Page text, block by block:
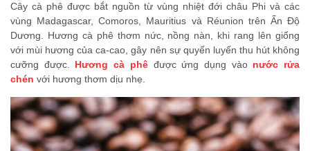
Cây cà phê được bắt nguồn từ vùng nhiệt đới châu Phi và các
vùng Madagascar, Comoros, Mauritius và Réunion trên Ấn Độ
Dương. Hương cà phê thơm nức, nồng nàn, khi rang lên giống
với mùi hương của ca-cao, gây nên sự quyến luyến thu hút không
cưỡng được. Hương cà phêđược ứng dụng vào nước rửa
chén với hương thơm dịu nhẹ.